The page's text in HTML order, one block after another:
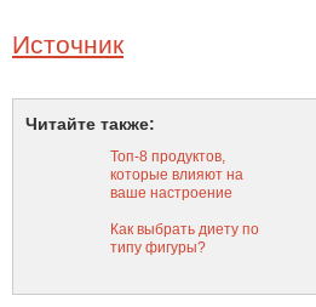
Источник
Читайте также:
Топ-8 продуктов,
которые влияют на
ваше настроение
Как выбрать диету по
типу фигуры?